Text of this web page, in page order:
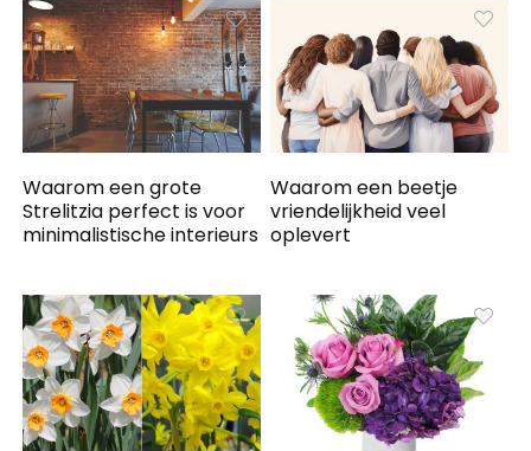
Waarom een grote
Strelitzia perfect is voor
minimalistische interieurs
Waarom een ​​beetje
vriendelijkheid veel
oplevert